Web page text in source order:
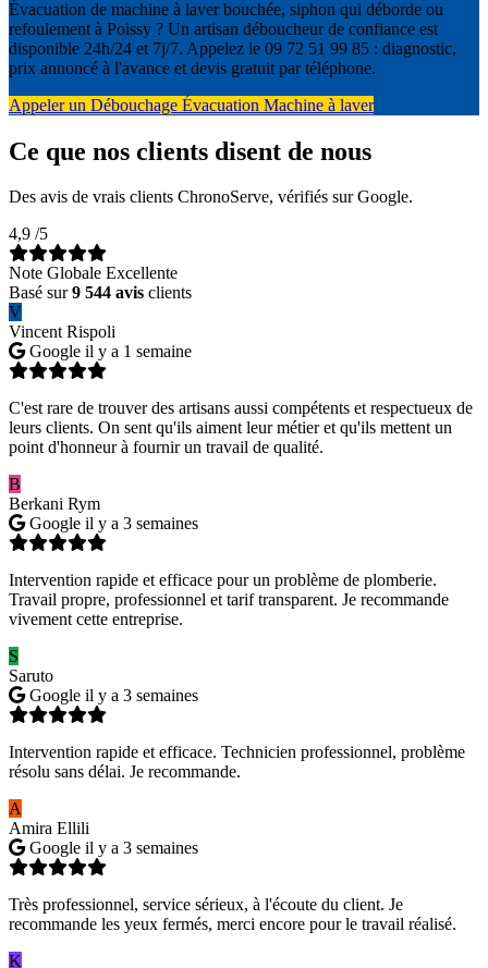
Évacuation de machine à laver bouchée, siphon qui déborde ou
refoulement à Poissy ? Un artisan déboucheur de confiance est
disponible 24h/24 et 7j/7. Appelez le 09 72 51 99 85 : diagnostic,
prix annoncé à l'avance et devis gratuit par téléphone.
Appeler un Débouchage Évacuation Machine à laver
Ce que nos clients disent de nous
Des avis de vrais clients ChronoServe, vérifiés sur Google.
4,9 /5
Note Globale Excellente
Basé sur9 544 avis clients
V
Vincent Rispoli
Google il y a 1 semaine
C'est rare de trouver des artisans aussi compétents et respectueux de
leurs clients. On sent qu'ils aiment leur métier et qu'ils mettent un
point d'honneur à fournir un travail de qualité.
B
Berkani Rym
Google il y a 3 semaines
Intervention rapide et efficace pour un problème de plomberie.
Travail propre, professionnel et tarif transparent. Je recommande
vivement cette entreprise.
S
Saruto
Google il y a 3 semaines
Intervention rapide et efficace. Technicien professionnel, problème
résolu sans délai. Je recommande.
A
Amira Ellili
Google il y a 3 semaines
Très professionnel, service sérieux, à l'écoute du client. Je
recommande les yeux fermés, merci encore pour le travail réalisé.
K